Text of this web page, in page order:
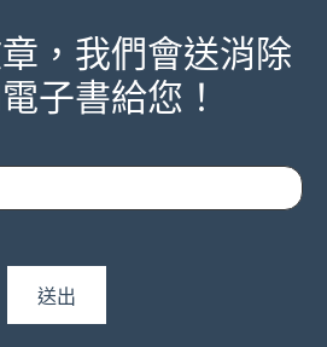
，我們會送消除
子書給您！